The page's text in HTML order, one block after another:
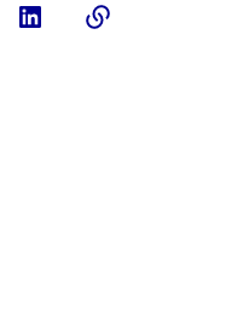
X (anciennement Twitter)
Linkedin